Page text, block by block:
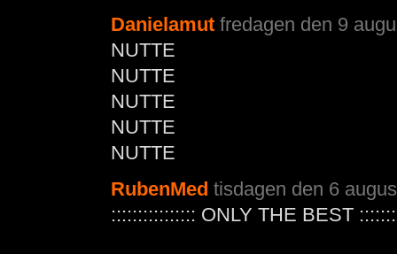
Danielamut fredagen den 9
NUTTE
NUTTE
NUTTE
NUTTE
NUTTE
RubenMed tisdagen den 6
:::::::::::::::: ONLY THE BEST